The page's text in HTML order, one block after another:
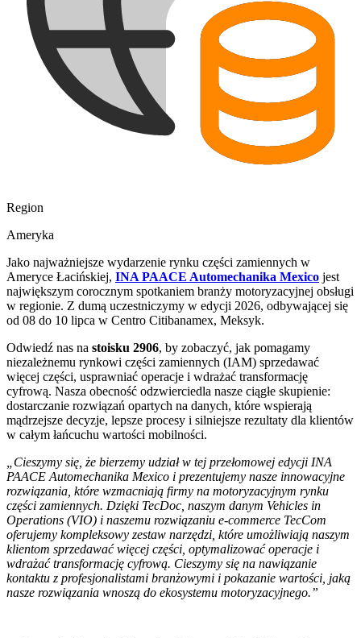
Region
Ameryka
Jako najważniejsze wydarzenie rynku części zamiennych w
Ameryce Łacińskiej, INA PAACE Automechanika Mexico jest
największym corocznym spotkaniem branży motoryzacyjnej obsługi
w regionie. Z dumą uczestniczymy w edycji 2026, odbywającej się
od 08 do 10 lipca w Centro Citibanamex, Meksyk.
Odwiedź nas na stoisku 2906, by zobaczyć, jak pomagamy
niezależnemu rynkowi części zamiennych (IAM) sprzedawać
więcej części, usprawniać operacje i wdrażać transformację
cyfrową. Nasza obecność odzwierciedla nasze ciągłe skupienie:
dostarczanie rozwiązań opartych na danych, które wspierają
mądrzejsze decyzje, lepsze procesy i silniejsze rezultaty dla klientów
w całym łańcuchu wartości mobilności.
„Cieszymy się, że bierzemy udział w tej przełomowej edycji INA
PAACE Automechanika Mexico i prezentujemy nasze innowacyjne
rozwiązania, które wzmacniają firmy na motoryzacyjnym rynku
części zamiennych. Dzięki TecDoc, naszym danym Vehicles in
Operations (VIO) i naszemu rozwiązaniu e-commerce TecCom
oferujemy kompleksowy zestaw narzędzi, które umożliwiają naszym
klientom sprzedawać więcej części, optymalizować operacje i
wdrażać transformację cyfrową. Cieszymy się na nawiązanie
kontaktu z profesjonalistami branżowymi i pokazanie wartości, jaką
nasze rozwiązania wnoszą do ekosystemu motoryzacyjnego.”